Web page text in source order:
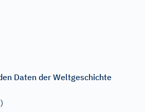
Daten der Weltgeschichte